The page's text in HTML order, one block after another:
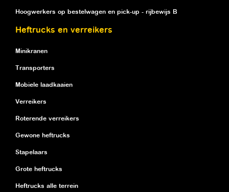
Hoogwerkers op bestelwagen en pick-up - rijbewijs B
Heftrucks en verreikers
Minikranen
Transporters
Mobiele laadkaaien
Verreikers
Roterende verreikers
Gewone heftrucks
Stapelaars
Grote heftrucks
Heftrucks alle terrein